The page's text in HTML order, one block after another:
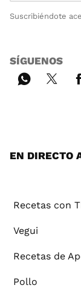
Suscribiéndote
SÍGUENOS
EN DIRECTO
Recetas con
Vegui
Recetas de
Pollo